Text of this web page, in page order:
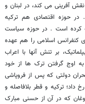
آفرینی می کند، در لبنان و
حوزه اقتصادی هم ترکیه
کرده است . در حوزه سیاست
کنفرانس اسلامی را هم عهده
بر تنش آنها با اعراب
اوج گرفتن ترک ها از خود
دولتی که پس از فروپاشی
داد؛ ترکیه و قطر بلافاصله و
که در آن از حسنی مبارک